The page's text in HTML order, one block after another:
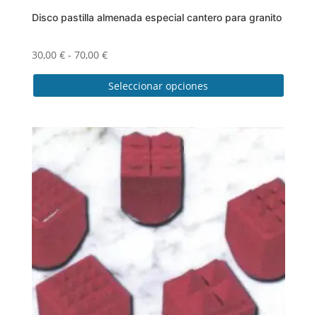
Disco pastilla almenada especial cantero para granito
30,00 € - 70,00 €Rango
precios:
hasta
70,00 €
Seleccionar opciones
tiene
variantes.
se
en
la
página